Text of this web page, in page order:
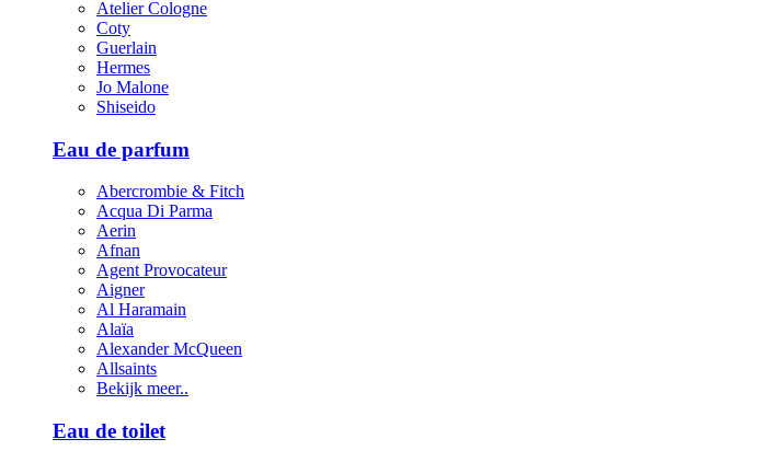
Atelier Cologne
Coty
Guerlain
Hermes
Jo Malone
Shiseido
Eau de parfum
Abercrombie & Fitch
Acqua Di Parma
Aerin
Afnan
Agent Provocateur
Aigner
Al Haramain
Alaïa
Alexander McQueen
Allsaints
Bekijk meer..
Eau de toilet